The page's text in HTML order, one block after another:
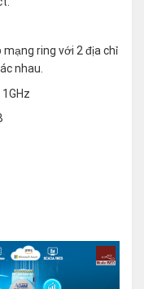
ring với 2 địa chỉ
nhau.